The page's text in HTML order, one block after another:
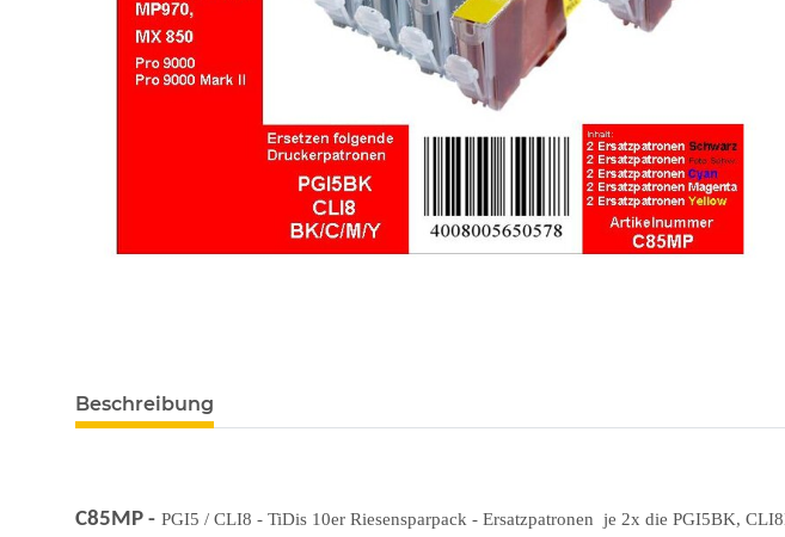
Beschreibung
C85MP - PGI5 / CLI8 - TiDis 10er Riesensparpack - Ersatzpatronen je 2x die PGI5BK,